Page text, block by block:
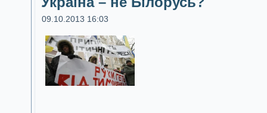
09.10.2013 16:03